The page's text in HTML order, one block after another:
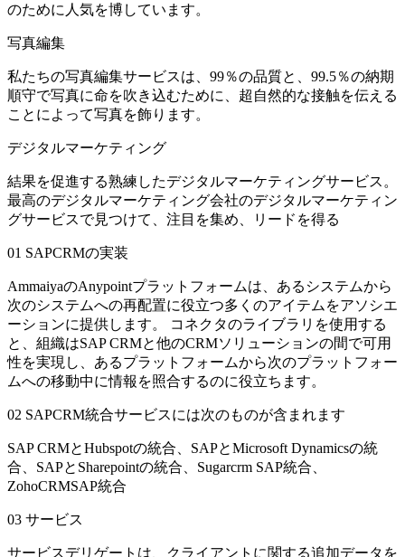
のために人気を博しています。
写真編集
私たちの写真編集サービスは、99％の品質と、99.5％の納期
順守で写真に命を吹き込むために、超自然的な接触を伝える
ことによって写真を飾ります。
デジタルマーケティング
結果を促進する熟練したデジタルマーケティングサービス。
最高のデジタルマーケティング会社のデジタルマーケティン
グサービスで見つけて、注目を集め、リードを得る
01 SAPCRMの実装
AmmaiyaのAnypointプラットフォームは、あるシステムから
次のシステムへの再配置に役立つ多くのアイテムをアソシエ
ーションに提供します。 コネクタのライブラリを使用する
と、組織はSAP CRMと他のCRMソリューションの間で可用
性を実現し、あるプラットフォームから次のプラットフォー
ムへの移動中に情報を照合するのに役立ちます。
02 SAPCRM統合サービスには次のものが含まれます
SAP CRMとHubspotの統合、SAPとMicrosoft Dynamicsの統
合、SAPとSharepointの統合、Sugarcrm SAP統合、
ZohoCRMSAP統合
03 サービス
サービスデリゲートは、クライアントに関する追加データを